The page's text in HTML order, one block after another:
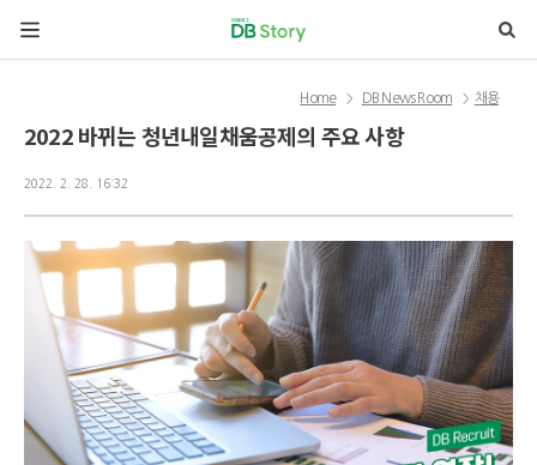
Home > DB News Room > 채용
2022 바뀌는 청년내일채움공제의 주요 사항
2022. 2. 28. 16:32